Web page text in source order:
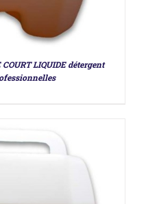
LIQUIDE détergent